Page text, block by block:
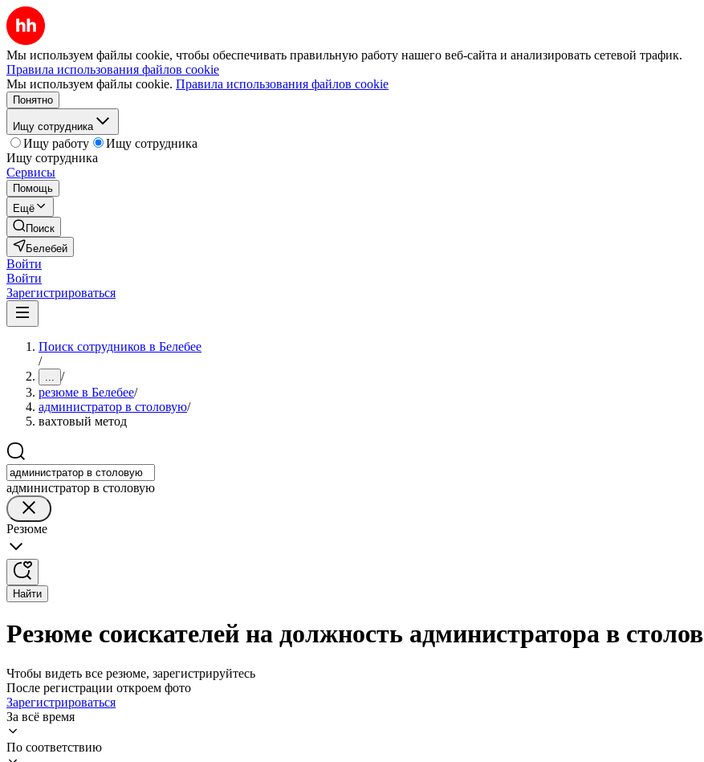
Мы используем файлы cookie, чтобы обеспечивать правильную работу нашего веб-сайта и анализировать сетевой трафик.
Правила использования файлов cookie
Мы используем файлы cookie. Правила использования файлов cookie
Понятно
Ищу сотрудника
Ищу работу
Ищу сотрудника
Ищу сотрудника
Сервисы
Помощь
Ещё
Поиск
Белебей
Войти
Войти
Зарегистрироваться
Поиск сотрудников в Белебее
/
... /
резюме в Белебее/
администратор в столовую/
вахтовый метод
администратор в столовую
Резюме
Найти
Резюме соискателей на должность администратора в
Чтобы видеть все резюме, зарегистрируйтесь
После регистрации откроем фото
Зарегистрироваться
За всё время
По соответствию